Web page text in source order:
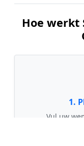
Hoe werkt
1.
Vul uw